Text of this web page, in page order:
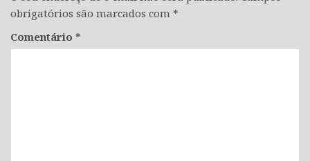
obrigatórios são marcados com *
Comentário *